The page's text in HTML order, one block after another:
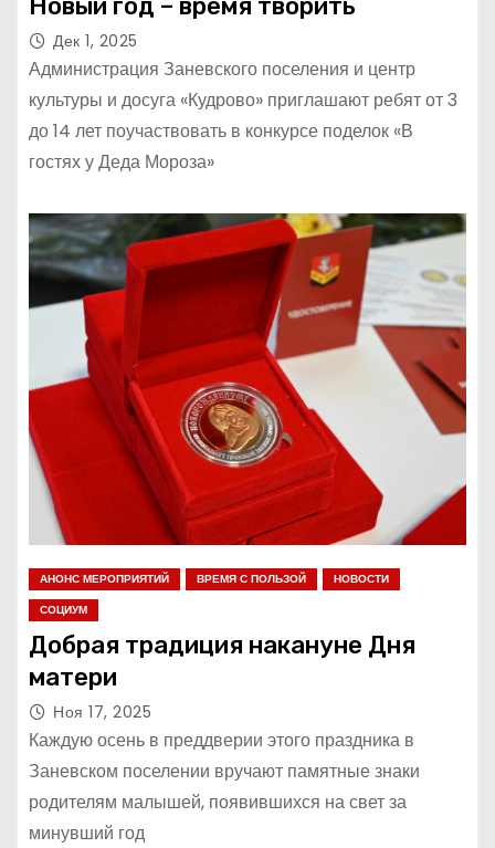
Новый год – время творить
Дек 1, 2025
Администрация Заневского поселения и центр
культуры и досуга «Кудрово» приглашают ребят от 3
до 14 лет поучаствовать в конкурсе поделок «В
гостях у Деда Мороза»
АНОНС МЕРОПРИЯТИЙ ВРЕМЯ С ПОЛЬЗОЙ
НОВОСТИ
СОЦИУМ
Добрая традиция накануне Дня
матери
Ноя 17, 2025
Каждую осень в преддверии этого праздника в
Заневском поселении вручают памятные знаки
родителям малышей, появившихся на свет за
минувший год